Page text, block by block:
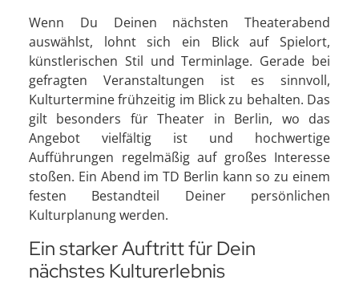
Wenn Du Deinen nächsten Theaterabend
auswählst, lohnt sich ein Blick auf Spielort,
künstlerischen Stil und Terminlage. Gerade bei
gefragten Veranstaltungen ist es sinnvoll,
Kulturtermine frühzeitig im Blick zu behalten. Das
gilt besonders für Theater in Berlin, wo das
Angebot vielfältig ist und hochwertige
Aufführungen regelmäßig auf großes Interesse
stoßen. Ein Abend im TD Berlin kann so zu einem
festen Bestandteil Deiner persönlichen
Kulturplanung werden.
Ein starker Auftritt für Dein
nächstes Kulturerlebnis